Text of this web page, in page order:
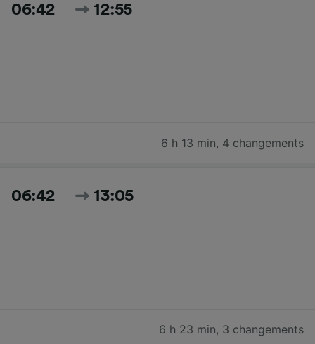
06:42 12:55
6 h 13 min, 4 changements
06:42 13:05
6 h 23 min, 3 changements